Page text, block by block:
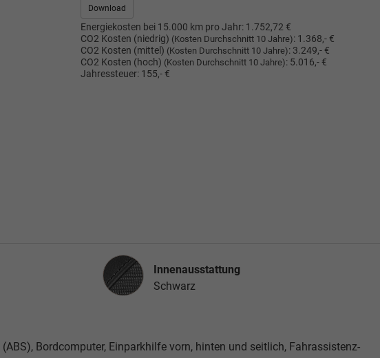
Download
Energiekosten bei 15.000 km pro Jahr: 1.752,72 €
CO2 Kosten (niedrig) (Kosten Durchschnitt 10 Jahre): 1.368,- €
CO2 Kosten (mittel) (Kosten Durchschnitt 10 Jahre): 3.249,- €
CO2 Kosten (hoch) (Kosten Durchschnitt 10 Jahre): 5.016,- €
Jahressteuer: 155,- €
Innenausstattung
Innenausstattung
Schwarz
Bordcomputer, Einparkhilfe vorn, hinten und seitlich, Fahrassistenz-